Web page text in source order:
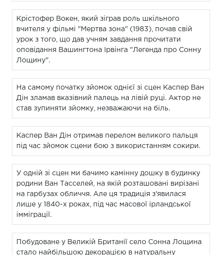
Крістофер Вокен, який зіграв роль шкільного
вчителя у фільмі "Мертва зона" (1983), почав свій
урок з того, що дав учням завдання прочитати
оповідання Вашингтона Ірвінга "Легенда про Сонну
Лощину".
На самому початку зйомок однієї зі сцен Каспер Ван
Дін зламав вказівний палець на лівій руці. Актор не
став зупиняти зйомку, незважаючи на біль.
Каспер Ван Дін отримав перелом великого пальця
під час зйомок сцени бою з використанням сокири.
У одній зі сцен ми бачимо камінну дошку в будинку
родини Ван Тасселей, на якій розташовані вирізані
на гарбузах обличчя. Але ця традиція з'явилася
лише у 1840-х роках, під час масової ірландської
імміграції.
Побудоване у Великій Британії село Сонна Лощина
стало найбільшою декорацією в натуральну